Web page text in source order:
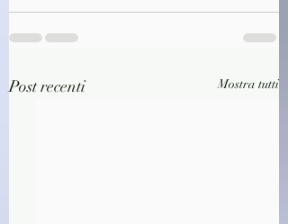
Post recenti Mostra tutti